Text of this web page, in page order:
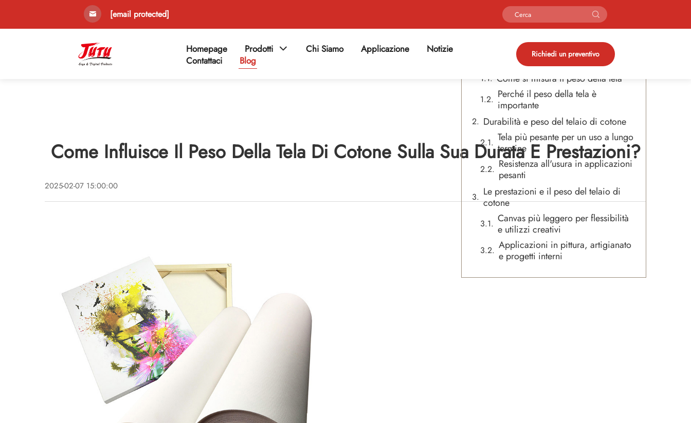
[email protected]
Homepage Prodotti Chi Siamo Applicazione
Notizie
Contattaci
Blog
Richiedi un preventivo
Come Influisce Il Peso Della Tela Di Cotone Sulla Sua Durata E Prestazioni?
2025-02-07 15:00:00
Sommario
Comprendere il peso del telaio di
Come si misura il peso della tela
Perché il peso della tela è
importante
Durabilità e peso del telaio di cotone
Tela più pesante per un uso a lungo
termine
Resistenza all'usura in applicazioni
pesanti
Le prestazioni e il peso del telaio di
cotone
Canvas più leggero per flessibilità
e utilizzi creativi
Applicazioni in pittura, artigianato
e progetti interni